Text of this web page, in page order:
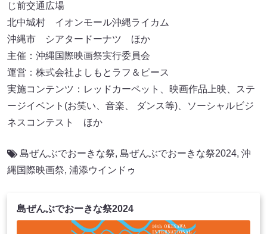
じ前交通広場
北中城村 イオンモール沖縄ライカム
沖縄市 シアタードーナツ ほか
主催：沖縄国際映画祭実行委員会
運営：株式会社よしもとラフ＆ピース
実施コンテンツ：レッドカーペット、映画作品上映、ステ
ージイベント(お笑い、音楽、 ダンス等)、ソーシャルビジ
ネスコンテスト ほか
島ぜんぶでおーきな祭, 島ぜんぶでおーきな祭2024, 沖
縄国際映画祭, 浦添ウインドゥ
島ぜんぶでおーきな祭2024